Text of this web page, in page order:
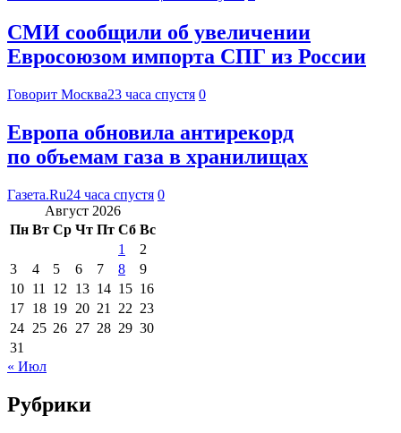
СМИ сообщили об увеличении
Евросоюзом импорта СПГ из России
Говорит Москва23 часа спустя 0
Европа обновила антирекорд
по объемам газа в хранилищах
Газета.Ru24 часа спустя 0
Август 2026
Пн Вт Ср Чт Пт Сб Вс
1
2
3
4 5 6 7 8
9
10 11 12 13 14 15 16
17 18 19 20 21 22 23
24 25 26 27 28 29 30
31
« Июл
Рубрики